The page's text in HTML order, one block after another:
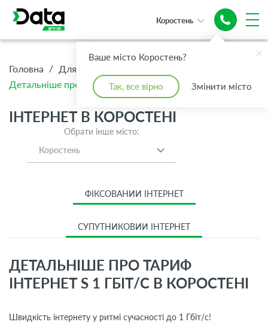
Ваше місто Коростень?
Так, все вірно Змінити місто
Коростень
Головна / Для Дому
Детальніше про тариф Інтернет S 1 Гбіт/с
ІНТЕРНЕТ В КОРОСТЕНІ
Обрати інше місто:
Коростень
ФІКСОВАНИЙ ІНТЕРНЕТ
СУПУТНИКОВИЙ ІНТЕРНЕТ
ДЕТАЛЬНІШЕ ПРО ТАРИФ
ІНТЕРНЕТ S 1 ГБІТ/С В КОРОСТЕНІ
Швидкість інтернету у ритмі сучасності до 1 Гбіт/с!